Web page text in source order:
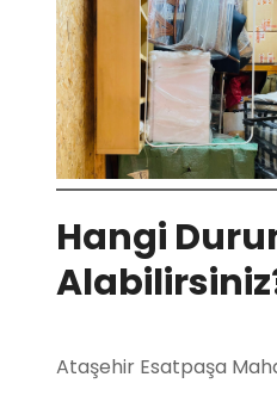
Hangi
Ataşehir Esatpaşa